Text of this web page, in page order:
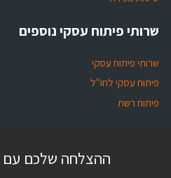
שרותי פיתוח עסקי נוספים
שרותי פיתוח עסקי
פיתוח עסקי לחו"ל
פיתוח רשת
ההצלחה שלכם עם